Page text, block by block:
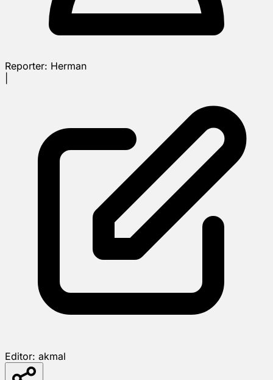
Reporter: Herman
Editor: akmal